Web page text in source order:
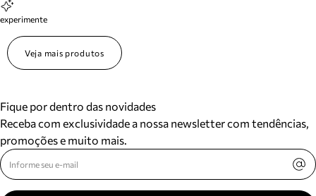
experimente
Veja mais produtos
Fique por dentro das novidades
Receba com exclusividade a nossa newsletter com tendências,
promoções e muito mais.